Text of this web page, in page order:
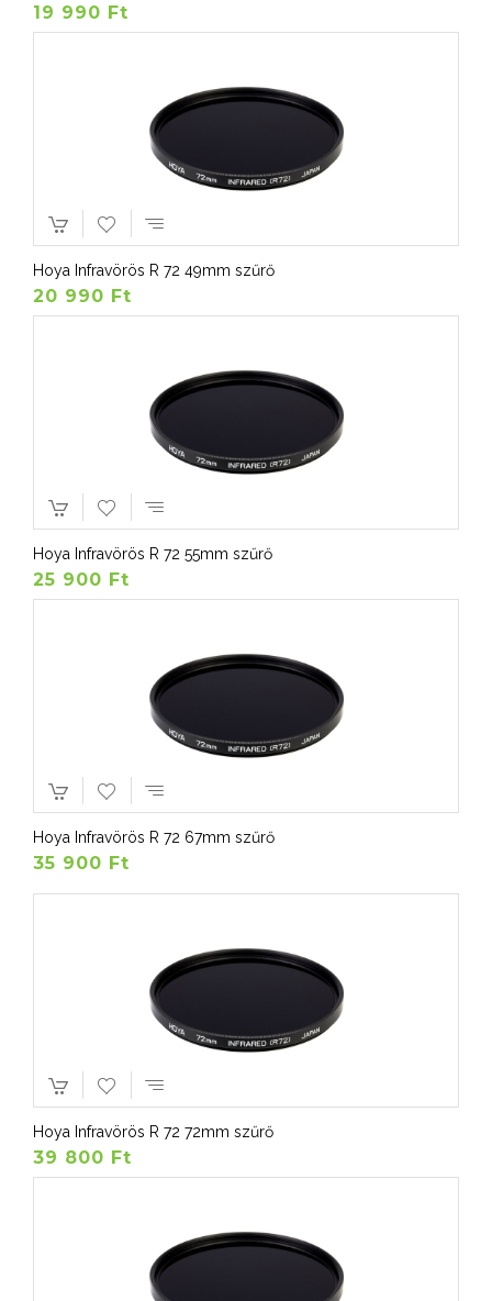
19 990 Ft
Hoya Infravörös R 72 49mm szűrő
20 990 Ft
Hoya Infravörös R 72 55mm szűrő
25 900 Ft
Hoya Infravörös R 72 67mm szűrő
35 900 Ft
Hoya Infravörös R 72 72mm szűrő
39 800 Ft